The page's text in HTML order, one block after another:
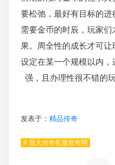
要松弛，最好有目标的
需要金币的时辰，玩家
果。周全性的成长才可
设定在某一个规模以内
强，且办理性很不错的
发表于： 精品传奇
# 最大传奇私服发布网